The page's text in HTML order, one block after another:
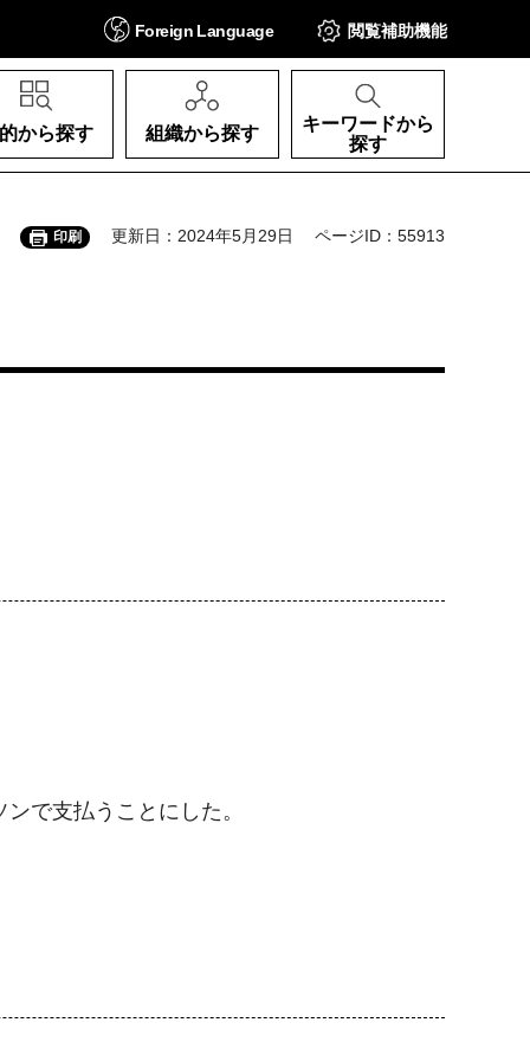
Foreign Language 閲覧補助機能
から探す 組織から探す
キーワードから
探す
印刷 更新日：2024年5月29日 ページID：55913
で支払うことにした。